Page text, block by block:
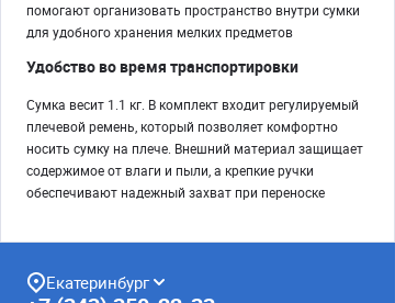
помогают организовать пространство внутри сумки
для удобного хранения мелких предметов
Удобство во время транспортировки
Сумка весит 1.1 кг. В комплект входит регулируемый
плечевой ремень, который позволяет комфортно
носить сумку на плече. Внешний материал защищает
содержимое от влаги и пыли, а крепкие ручки
обеспечивают надежный захват при переноске
Екатеринбург